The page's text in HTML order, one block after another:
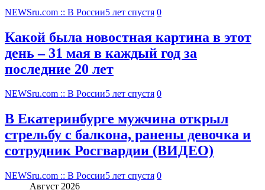
NEWSru.com :: В России5 лет спустя 0
Какой была новостная картина в этот
день – 31 мая в каждый год за
последние 20 лет
NEWSru.com :: В России5 лет спустя 0
В Екатеринбурге мужчина открыл
стрельбу с балкона, ранены девочка и
сотрудник Росгвардии (ВИДЕО)
NEWSru.com :: В России5 лет спустя 0
Август 2026